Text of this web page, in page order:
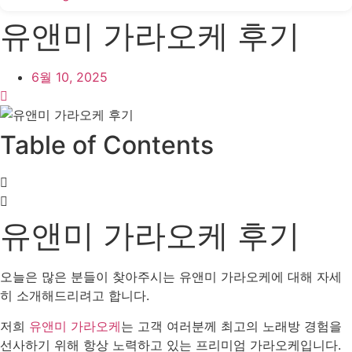
유앤미 가라오케 후기
6월 10, 2025
Table of Contents
유앤미 가라오케 후기
오늘은 많은 분들이 찾아주시는 유앤미 가라오케에 대해 자세
히 소개해드리려고 합니다.
저희 유앤미 가라오케는 고객 여러분께 최고의 노래방 경험을
선사하기 위해 항상 노력하고 있는 프리미엄 가라오케입니다.